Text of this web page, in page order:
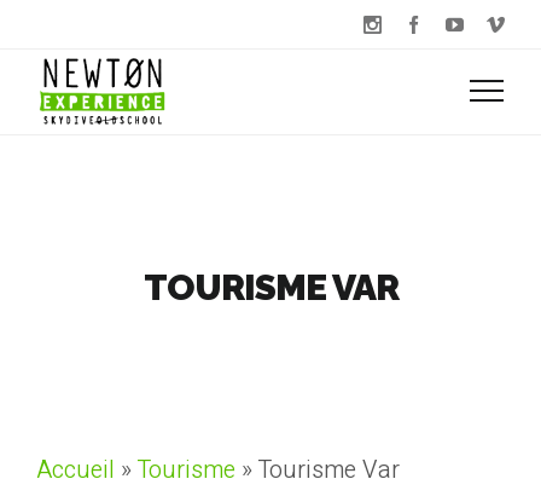
TOURISME VAR
Accueil » Tourisme » Tourisme Var